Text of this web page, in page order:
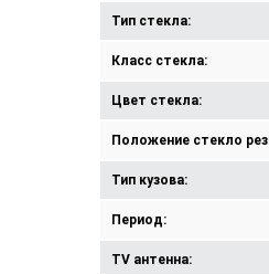
Тип стекла:
Класс стекла:
Цвет стекла:
Положение стекло
Тип кузова:
Период:
TV антенна: